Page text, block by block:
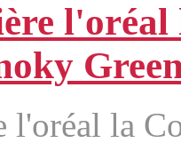
l'oréal
l'oréal la